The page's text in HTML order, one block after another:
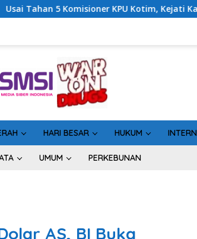
Kotim, Kejati Kalteng Sinyalkan Ada
HARI BESAR HUKUM
UMUM PERKEBUNAN
AS, BI Buka